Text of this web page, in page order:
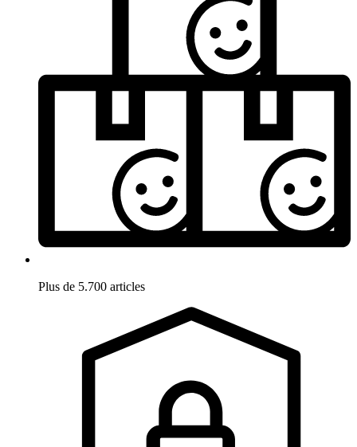
Plus de 5.700 articles